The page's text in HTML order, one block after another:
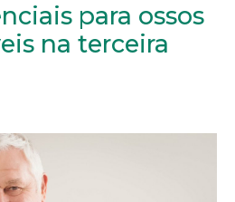
para ossos
na terceira